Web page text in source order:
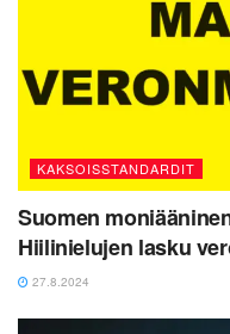
KAKSOISSTANDARDIT
Suomen
Hiilinielujen lasku
27.8.2024